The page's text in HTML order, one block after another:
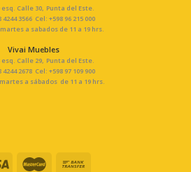
esq. Calle 30, Punta del Este.
4244 3566 Cel: +598 96 215 000
a sabados de 11 a 19 hrs.
Vivai Muebles
esq. Calle 29, Punta del Este.
4244 2678 Cel: +598 97 109 900
a sábados de 11 a 19 hrs.